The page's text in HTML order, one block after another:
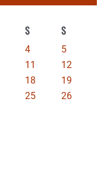
S S
4
5
11
12
18
19
25
26